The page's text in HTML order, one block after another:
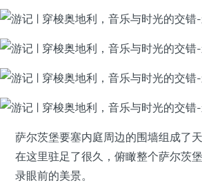
萨尔茨堡要塞内庭周边的围墙组成了
在这里驻足了很久，俯瞰整个萨尔茨
录眼前的美景。